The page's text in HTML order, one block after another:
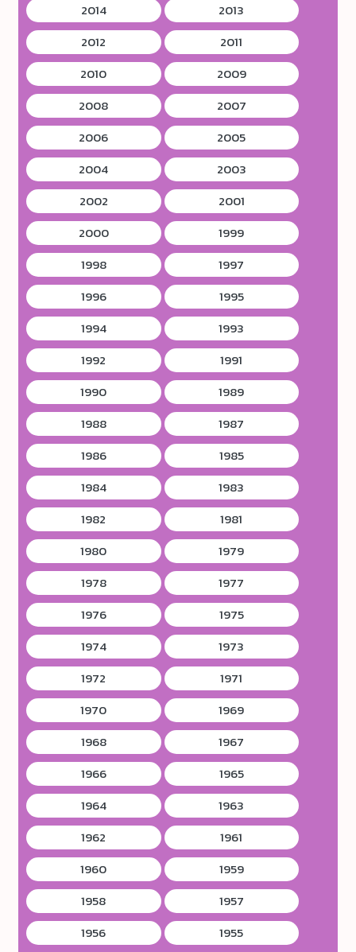
2014
2013
2012
2011
2010
2009
2008
2007
2006
2005
2004
2003
2002
2001
2000
1999
1998
1997
1996
1995
1994
1993
1992
1991
1990
1989
1988
1987
1986
1985
1984
1983
1982
1981
1980
1979
1978
1977
1976
1975
1974
1973
1972
1971
1970
1969
1968
1967
1966
1965
1964
1963
1962
1961
1960
1959
1958
1957
1956
1955